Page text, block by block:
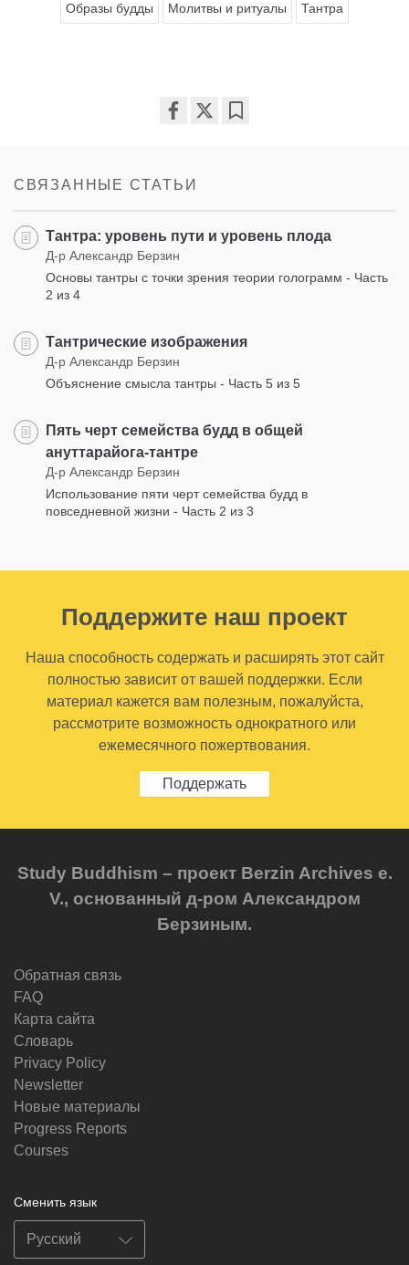
Образы будды Молитвы и ритуалы Тантра
СВЯЗАННЫЕ СТАТЬИ
Тантра: уровень пути и уровень плода
Д-р Александр Берзин
Основы тантры с точки зрения теории голограмм - Часть
2 из 4
Тантрические изображения
Д-р Александр Берзин
Объяснение смысла тантры - Часть 5 из 5
Пять черт семейства будд в общей
ануттарайога-тантре
Д-р Александр Берзин
Использование пяти черт семейства будд в
повседневной жизни - Часть 2 из 3
Поддержите наш проект
Наша способность содержать и расширять этот сайт
полностью зависит от вашей поддержки. Если
материал кажется вам полезным, пожалуйста,
рассмотрите возможность однократного или
ежемесячного пожертвования.
Поддержать
Study Buddhism – проект Berzin Archives e.
V., основанный д-ром Александром
Берзиным.
Обратная связь
FAQ
Карта сайта
Словарь
Privacy Policy
Newsletter
Новые материалы
Progress Reports
Courses
Сменить язык